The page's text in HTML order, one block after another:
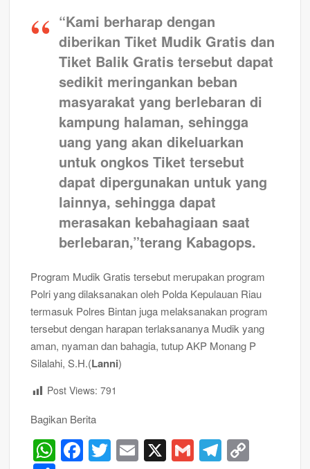
“Kami berharap dengan
diberikan Tiket Mudik Gratis dan
Tiket Balik Gratis tersebut dapat
sedikit meringankan beban
masyarakat yang berlebaran di
kampung halaman, sehingga
uang yang akan dikeluarkan
untuk ongkos Tiket tersebut
dapat dipergunakan untuk yang
lainnya, sehingga dapat
merasakan kebahagiaan saat
berlebaran,”terang Kabagops.
Program Mudik Gratis tersebut merupakan program
Polri yang dilaksanakan oleh Polda Kepulauan Riau
termasuk Polres Bintan juga melaksanakan program
tersebut dengan harapan terlaksananya Mudik yang
aman, nyaman dan bahagia, tutup AKP Monang P
Silalahi, S.H.(Lanni)
Post Views: 791
Bagikan Berita
W F T E X G T